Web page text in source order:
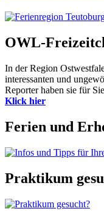
OWL-
In der Region
interessanten und
Reporter haben sie für
Klick hier
Ferien und
Praktikum